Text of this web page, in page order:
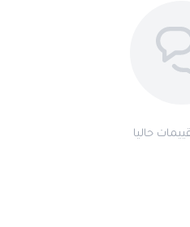
للحفاظ على لمعان الساعة.
يعكس الذوق الرفيع، سواء لاقتنائها
حاليا